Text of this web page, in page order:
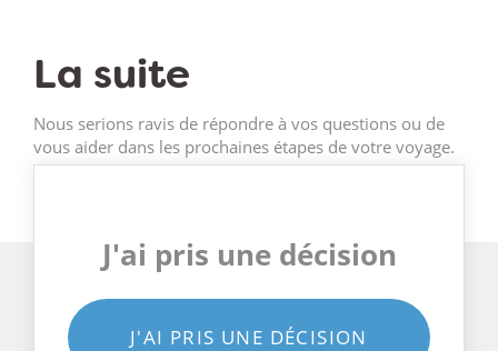
La suite
Nous serions ravis de répondre à vos questions ou de
vous aider dans les prochaines étapes de votre voyage.
J'ai pris une décision
J'AI PRIS UNE DÉCISION